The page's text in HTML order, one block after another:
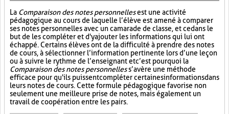
La Comparaison des notes personnellesest une activité
pédagogique au cours de laquelle l’élève est amené à comparer
ses notes personnelles avec un camarade de classe, et ce dans le
but de les compléter et d'y ajouter les informations qui lui ont
échappé. Certains élèves ont de la difficulté à prendre des notes
de cours, à sélectionner l’information pertinente lors d’une leçon
ou à suivre le rythme de l’enseignant et c’est pourquoi la
Comparaison des notes personnelless’avère une méthode
efficace pour qu'ils puissent compléter certaines informations dans
leurs notes de cours. Cette formule pédagogique favorise non
seulement une meilleure prise de notes, mais également un
travail de coopération entre les pairs.